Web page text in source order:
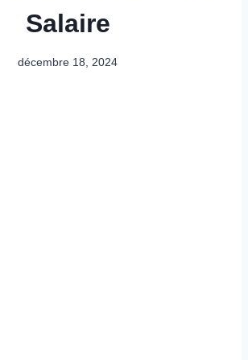
Salaire
décembre 18, 2024